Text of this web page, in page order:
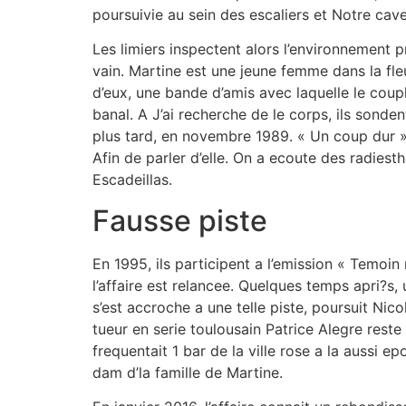
poursuivie au sein des escaliers et Notre
Les limiers inspectent alors l’environnement
vain. Martine est une jeune femme dans la
d’eux, une bande d’amis avec laquelle le
banal. A J’ai recherche de le corps, ils
plus tard, en novembre 1989. « Un coup dur
Afin de parler d’elle. On a ecoute des
Escadeillas.
Fausse piste
En 1995, ils participent a l’emission «
l’affaire est relancee. Quelques temps
s’est accroche a une telle piste, poursuit
tueur en serie toulousain Patrice Alegre
frequentait 1 bar de la ville rose a la aussi
dam d’la famille de Martine.